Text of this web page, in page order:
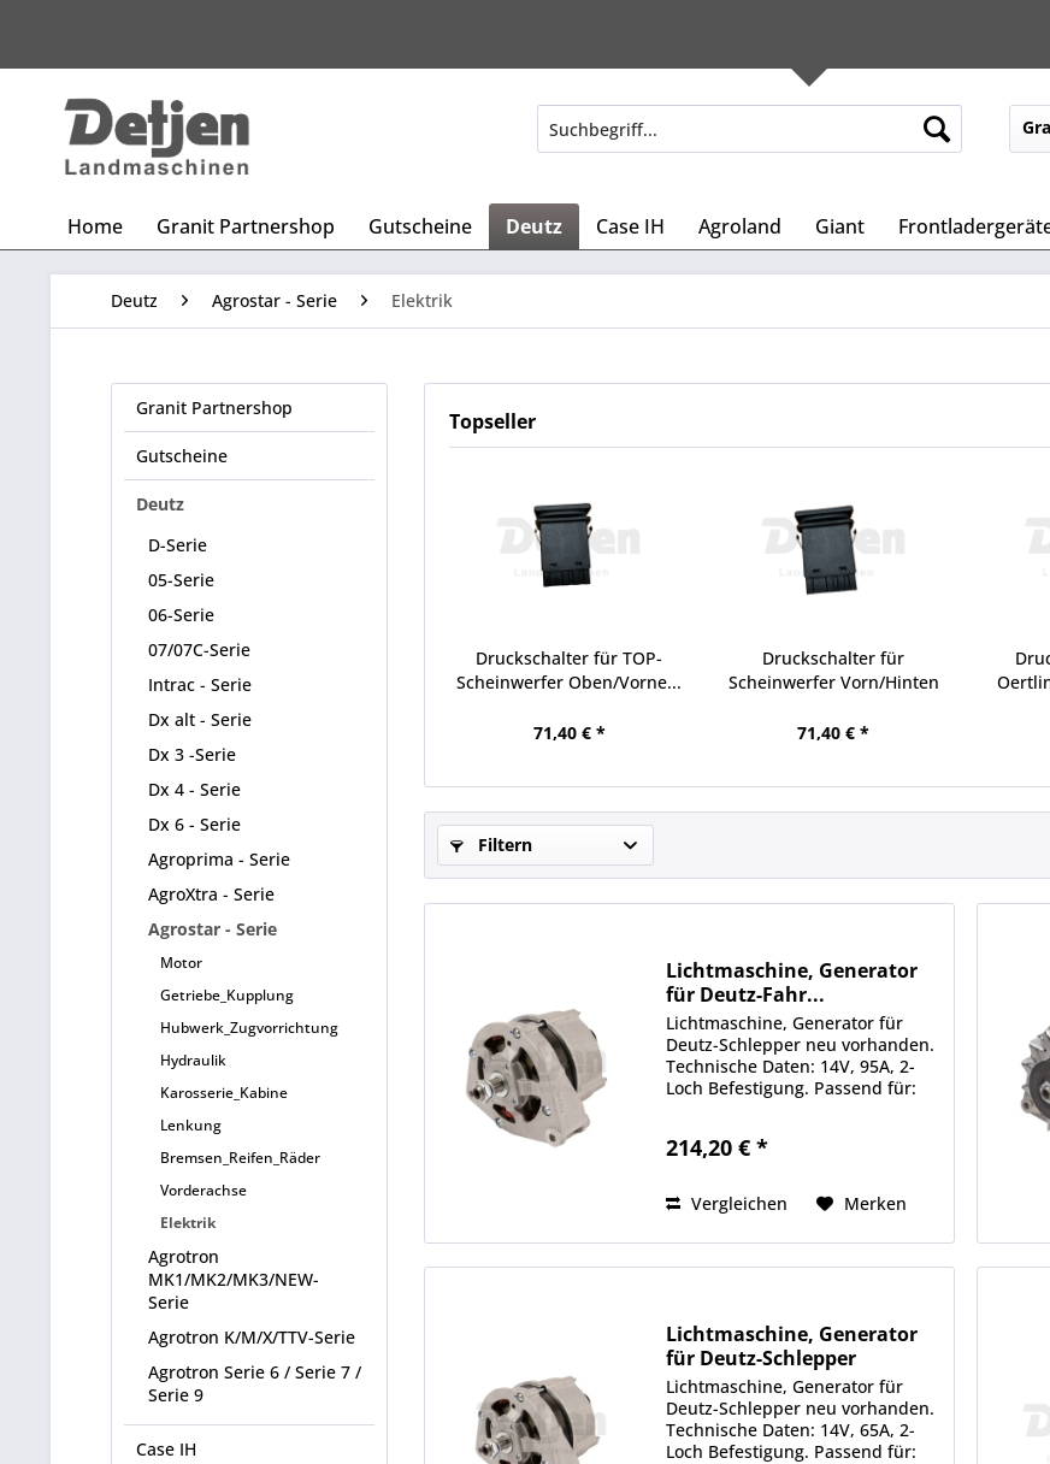
Home Granit Partnershop Gutscheine Deutz Case IH Agroland Giant
Deutz Agrostar - Serie Elektrik
Granit Partnershop
Gutscheine
Deutz
D-Serie
05-Serie
06-Serie
07/07C-Serie
Intrac - Serie
Dx alt - Serie
Dx 3 -Serie
Dx 4 - Serie
Dx 6 - Serie
Agroprima - Serie
AgroXtra - Serie
Agrostar - Serie
Motor
Getriebe_Kupplung
Hubwerk_Zugvorrichtung
Hydraulik
Karosserie_Kabine
Lenkung
Bremsen_Reifen_Räder
Vorderachse
Elektrik
Agrotron
MK1/MK2/MK3/NEW-
Serie
Agrotron K/M/X/TTV-Serie
Agrotron Serie 6 / Serie 7 /
Serie 9
Case IH
Topseller
Druckschalter für TOP-
Scheinwerfer Oben/Vorne...
71,40 € *
Druckschalter für
Scheinwerfer Vorn/Hinten
71,40 € *
Filtern
Lichtmaschine, Generator
für Deutz-Fahr...
Lichtmaschine, Generator für
Deutz-Schlepper neu vorhanden.
Technische Daten: 14V, 95A, 2-
Loch Befestigung. Passend für:
4.10, 4.30, 4.50, 4.70. Dx 6-Serie:
214,20 € *
Vergleichen Merken
Lichtmaschine, Generator
für Deutz-Schlepper
Lichtmaschine, Generator für
Deutz-Schlepper neu vorhanden.
Technische Daten: 14V, 65A, 2-
Loch Befestigung. Passend für: